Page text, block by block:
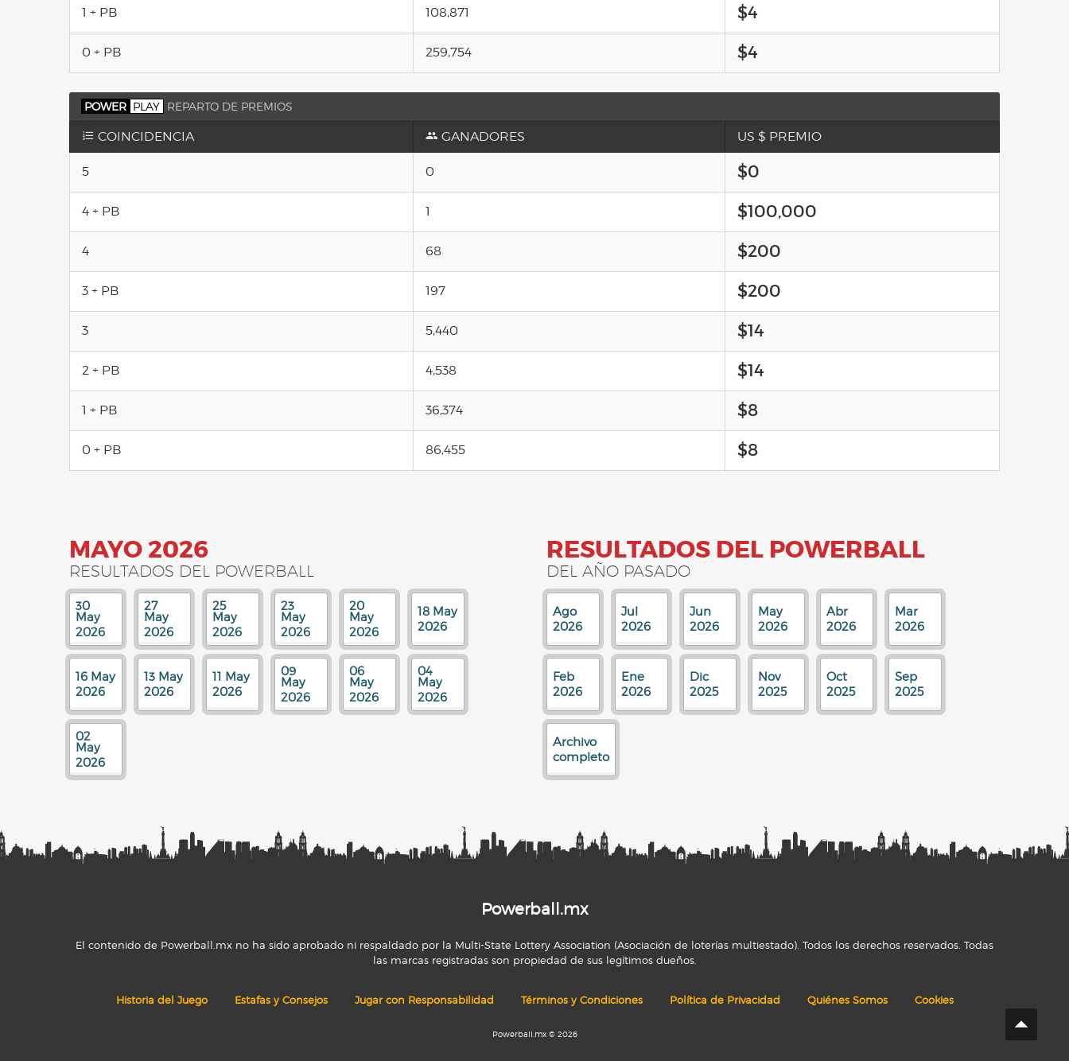
1 + PB 108,871 $4
0 + PB 259,754 $4
POWER PLAY REPARTO DE PREMIOS
COINCIDENCIA GANADORES US $ PREMIO
5 0 $0
4 + PB 1 $100,000
4 68 $200
3 + PB 197 $200
3 5,440 $14
2 + PB 4,538 $14
1 + PB 36,374 $8
0 + PB 86,455 $8
MAYO 2026
RESULTADOS DEL POWERBALL
30
May
2026
27
May
2026
25
May
2026
23
May
2026
20
May
2026
18 May
2026
16 May
2026
13 May
2026
11 May
2026
09
May
2026
06
May
2026
04
May
2026
02
May
2026
RESULTADOS DEL POWERBALL
DEL AÑO PASADO
Ago
2026
Jul
2026
Jun
2026
May
2026
Abr
2026
Mar
2026
Feb
2026
Ene
2026
Dic
2025
Nov
2025
Oct
2025
Sep
2025
Archivo
completo
Powerball.mx
El contenido de Powerball.mx no ha sido aprobado ni respaldado por la Multi-State Lottery Association (Asociación de loterías multiestado). Todos los derechos reservados. Todas
las marcas registradas son propiedad de sus legítimos dueños.
Historia del Juego Estafas y Consejos Jugar con Responsabilidad Términos y Condiciones Política de Privacidad Quiénes Somos Cookies
Powerball.mx © 2026